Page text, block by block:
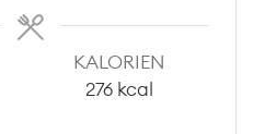
KALORIEN
276 kcal